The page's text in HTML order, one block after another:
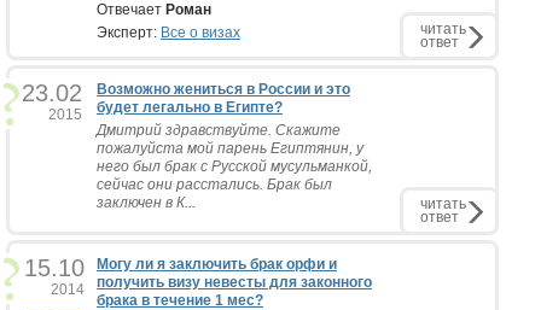
Отвечает Роман
Эксперт: Все о визах читать
ответ
23.02
2015
Возможно жениться в России и это
будет легально в Египте?
Дмитрий здравствуйте. Скажите
пожалуйста мой парень Египтянин, у
него был брак с Русской мусульманкой,
сейчас они расстались. Брак был
заключен в К...
читать
ответ
15.10
2014
Могу ли я заключить брак орфи и
получить визу невесты для законного
брака в течение 1 мес?